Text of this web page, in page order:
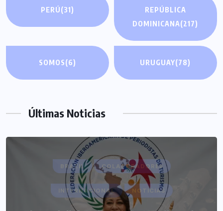
PERÚ(31)
REPÚBLICA
DOMINICANA(217)
SOMOS(6) URUGUAY(78)
Últimas Noticias